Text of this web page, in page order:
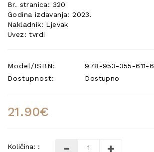
Br. stranica: 320
Godina izdavanja: 2023.
Nakladnik: Ljevak
Uvez: tvrdi
Model/ISBN:
978-953-355-611-6
Dostupnost:
Dostupno
21.90€
Količina: :